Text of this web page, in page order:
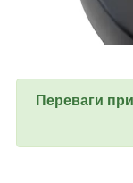
Переваги